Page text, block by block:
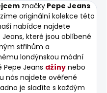
značky Pepe Jeans
originální kolekce této
nabídce najdete
které jsou oblíbené
střihům a
londýnskou módní
Pepe Jeans džíny nebo
nás najdete ověřené
je sladíte s každým